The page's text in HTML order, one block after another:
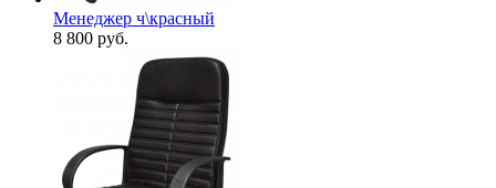
Менеджер ч\красный
8 800 руб.